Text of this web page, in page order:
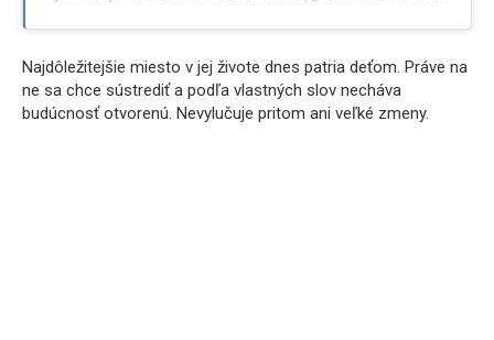
Najdôležitejšie miesto v jej živote dnes patria deťom. Práve na
ne sa chce sústrediť a podľa vlastných slov necháva
budúcnosť otvorenú. Nevylučuje pritom ani veľké zmeny.